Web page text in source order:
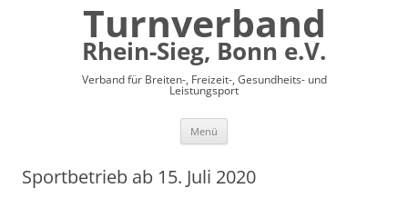
Turnverband
Rhein-Sieg, Bonn e.V.
Verband für Breiten-, Freizeit-, Gesundheits- und
Leistungsport
Menü
Sportbetrieb ab 15. Juli 2020